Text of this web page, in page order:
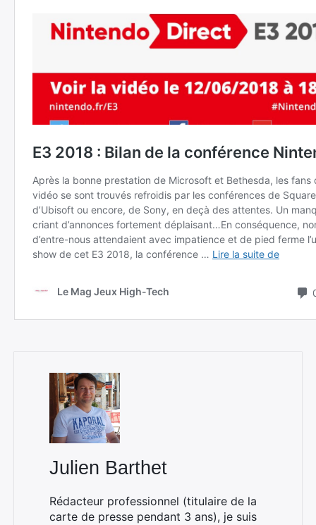
Julien Barthet
Rédacteur professionnel (titulaire de la
carte de presse pendant 3 ans), je suis
Rechercher